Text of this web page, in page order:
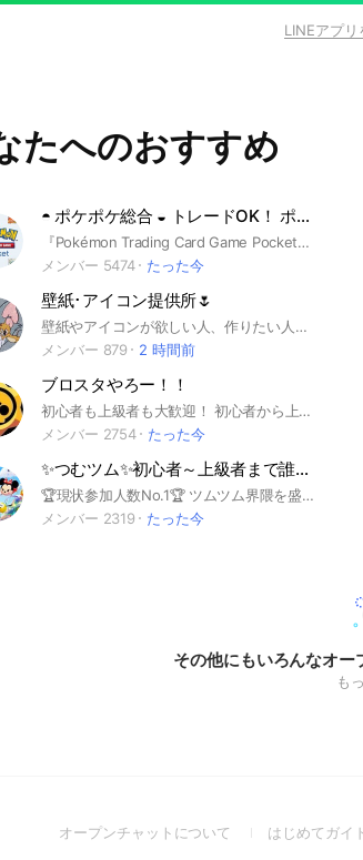
LINEアプ
たへのおすすめ
◓ ポケポケ総合 ◒ トレードOK！ ポケモントレーディングカードゲームポケット Pokemon
『Pokémon Trading Card Game Pocket』の総合的な情報をみんなでシェアするオプチャ！ ポケモン、ポケカが好きな方々が集まり、自由に情報交換やトレードを楽しめる場所です。 自慢のカードを貼るもよし！ バトル戦略を考えるもよし！ 不明な点を質問するもよし！ 初心者の方も、ポケカに詳しい方も、どなたでもご参加いただけます。 ワイワイ楽しみながら最高のトレード仲間を見つけましょう！ #PokemonTradingCardGamePocket #PokemonTCGPocket #ポケモン #Pokemon #ポケポケ #スマホ #アプリ #任天堂 #ポケモンGO #ゲーム #DeNA #ポケカ #Android #iPhone
メンバー 5474
たった今
壁紙･アイコン提供所🌷
壁紙やアイコンが欲しい人、作りたい人どんどん入ってください🎶通知が多くなるのを防ぐため挨拶などの雑談は禁止です！ 同担拒否の方は自己責任でお願いします。 #アイコン#壁紙#制作 即抜け❌荒らし❌
メンバー 879
2 時間前
ブロスタやろー！！
初心者も上級者も大歓迎！ 初心者から上級者まで色んな人が居るからキャリーしてもらったりも出来る！ ブロスタを一緒にやったり、 ブロスタの情報交換をしたり、楽しい場所にしたい！！ 荒らしはお断り。 楽しくやって行ける方だけどーぞ！ ここまで読んだんだし入ってくれるよね(*^^*) #ゲーム#ぶろすた#ブロスタ#暇#暇人#げーむ
メンバー 2754
たった今
✨つむツム✨初心者～上級者まで誰でも大歓迎！雑談、最新情報、初心者アドバイスまで！【ツムツム】
🏆現状参加人数No.1🏆 ツムツム界隈を盛り上げます！！ 着いてきて後悔させないので是非着いてきてください！！ 🔰初心者さんも多いので気にせず！ アドバイスや最新情報等の情報が充実！？ 楽しく雑談したい方やツムツムが上手くなりたい方は絶対来てください！ 気軽にトークに参加していただけると嬉しいです！ #ゲーム #ツムツム #つむつむ #つむツム #ツムつむ
メンバー 2319
たった今
その他にもいろんなオ
も
オープンチャットについて
(Openはじめてガイ